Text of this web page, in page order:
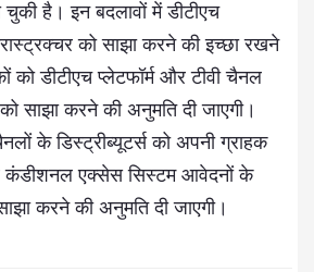
चुकी है। इन बदलावों में डीटीएच
को साझा करने की इच्छा रखने
को डीटीएच प्लेटफॉर्म और टीवी चैनल
को साझा करने की अनुमति दी जाएगी।
के डिस्ट्रीब्यूटर्स को अपनी ग्राहक
कंडीशनल एक्सेस सिस्टम आवेदनों के
करने की अनुमति दी जाएगी।